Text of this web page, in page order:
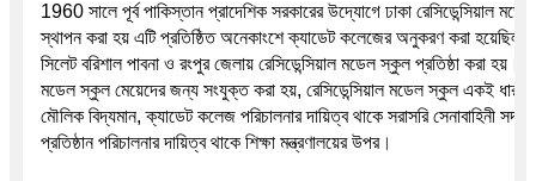
1960 সালে পূর্ব পাকিস্তান প্রাদেশিক সরকারের উদ্যোগে ঢাকা রেসিডেন্সিয়াল
স্থাপন করা হয় এটি প্রতিষ্ঠিত অনেকাংশে ক্যাডেট কলেজের অনুকরণ করা হয়েছিল,
সিলেট বরিশাল পাবনা ও রংপুর জেলায় রেসিডেন্সিয়াল মডেল স্কুল প্রতিষ্ঠা করা হয়।
মডেল স্কুল মেয়েদের জন্য সংযুক্ত করা হয়, রেসিডেন্সিয়াল মডেল স্কুল একই ধারায়
মৌলিক বিদ্যমান, ক্যাডেট কলেজ পরিচালনার দায়িত্ব থাকে সরাসরি সেনাবাহিনী
প্রতিষ্ঠান পরিচালনার দায়িত্ব থাকে শিক্ষা মন্ত্রণালয়ের উপর।